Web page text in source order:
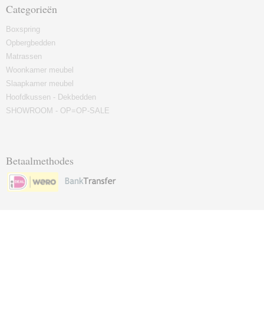
Categorieën
Boxspring
Opbergbedden
Matrassen
Woonkamer meubel
Slaapkamer meubel
Hoofdkussen - Dekbedden
SHOWROOM - OP=OP-SALE
Betaalmethodes